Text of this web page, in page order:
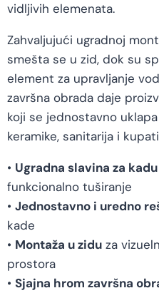
vidljivih elemenata.
Zahvaljujući ugradnoj
smešta se u zid, dok su
element za upravljanje
završna obrada daje
koji se jednostavno
keramike, sanitarija i
• Ugradna slavina za
funkcionalno tuširanje
• Jednostavno i uredno
kade
• Montaža u zidu za
prostora
• Sjajna hrom završna